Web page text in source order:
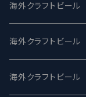
UCHU BREWING -
バテレ -VERTERE
2nd Story Ale
海外クラフトビール
Modern Times モ
Maui マウイ
海外クラフトビー
UnBarred -アンバ
海外クラフトビー